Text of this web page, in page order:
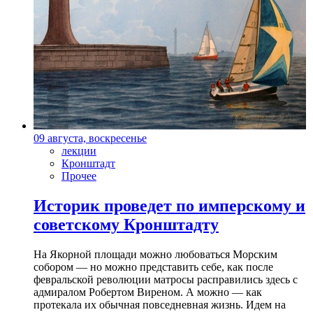
09 августа, воскресенье
лекции
Кронштадт
Прочее
Историк проведет по имперскому и
советскому Кронштадту
На Якорной площади можно любоваться Морским
собором — но можно представить себе, как после
февральской революции матросы расправились здесь с
адмиралом Робертом Виреном. А можно — как
протекала их обычная повседневная жизнь. Идем на